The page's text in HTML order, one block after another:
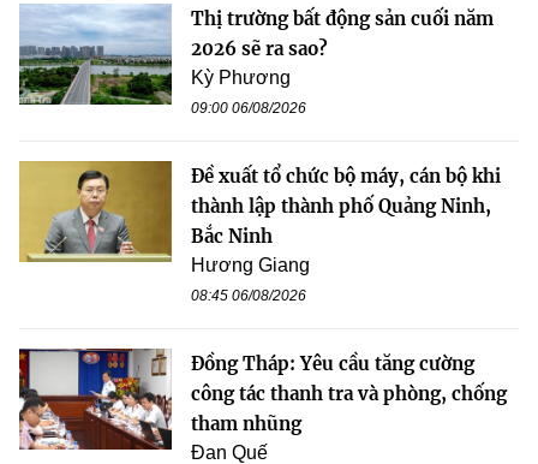
Thị trường bất động sản cuối năm
2026 sẽ ra sao?
Kỳ Phương
09:00 06/08/2026
Đề xuất tổ chức bộ máy, cán bộ khi
thành lập thành phố Quảng Ninh,
Bắc Ninh
Hương Giang
08:45 06/08/2026
Đồng Tháp: Yêu cầu tăng cường
công tác thanh tra và phòng, chống
tham nhũng
Đan Quế